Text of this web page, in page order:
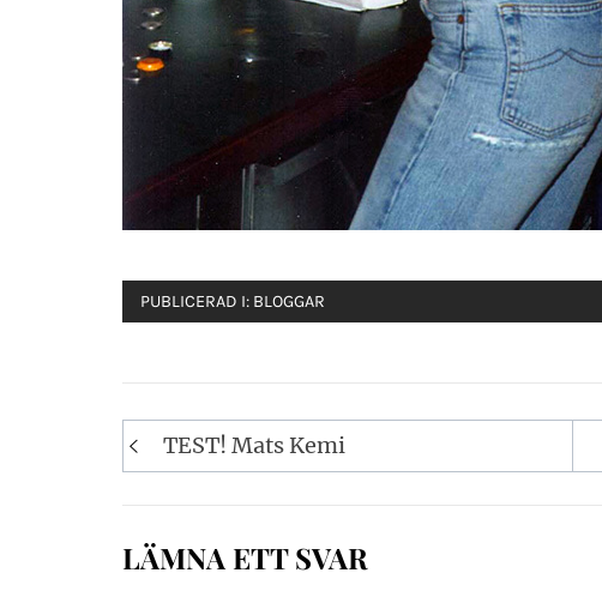
PUBLICERAD I: BLOGGAR
Inläggsnavigering
TEST! Mats Kemi
LÄMNA ETT SVAR